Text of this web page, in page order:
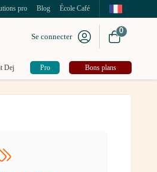
pro Blog École Café
Se connecter
0
Dej Pro Bons plans